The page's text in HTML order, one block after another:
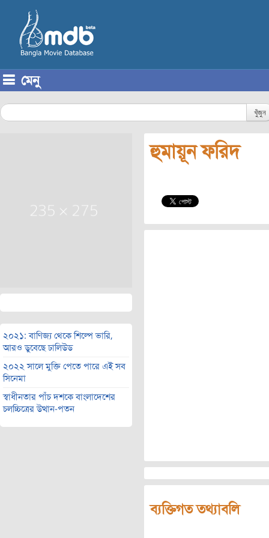
মেনু
খুঁজুন
২০২১: বাণিজ্য থেকে শিল্পে ভারি,
আরও ডুবেছে ঢালিউড
২০২২ সালে মুক্তি পেতে পারে এই সব
সিনেমা
স্বাধীনতার পাঁচ দশকে বাংলাদেশের
চলচ্চিত্রের উত্থান-পতন
হুমায়ূন ফরিদ
ব্যক্তিগত তথ্যাবলি